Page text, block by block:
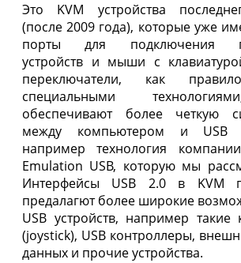
Это KVM устройства
(после 2009 года), которые уже
порты для подключения
устройств и мыши с
переключатели, как
специальными
обеспечивают более четкую
между компьютером и USB
например технология
Emulation USB, которую мы
Интерфейсы USB 2.0 в KVM
предалагют более широкие
USB устройств, например такие
(joystick), USB контроллеры,
данных и прочие устройства.